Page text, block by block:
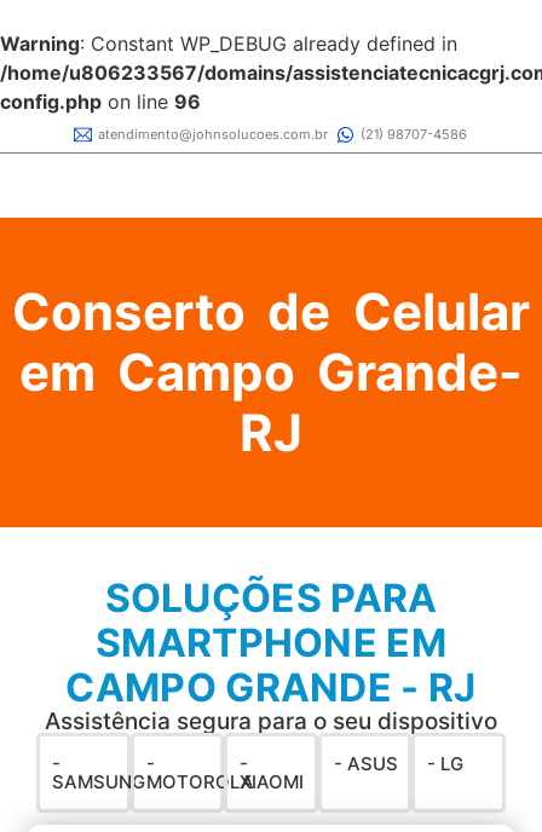
Warning: Constant WP_DEBUG already defined in
/home/u806233567/domains/
config.php on line 96
atendimento@johnsolucoes.com.br (21) 98707-4586
Conserto de Celular
em Campo Grande-
RJ
SOLUÇÕES PARA
SMARTPHONE EM
CAMPO GRANDE - RJ
Assistência segura para o seu dispositivo
-
SAMSUNG
-
MOTOROLA
-
XIAOMI
- ASUS - LG